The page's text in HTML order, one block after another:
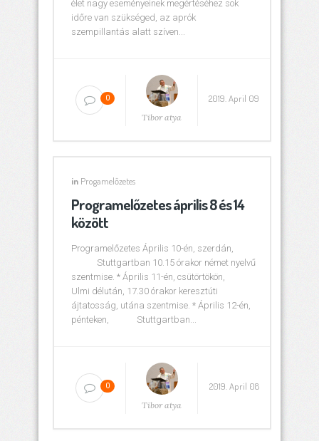
élet nagy eseményeinek megértéséhez sok
időre van szükséged, az aprók
szempillantás alatt szíven...
0
Tibor atya
2019. April 09
in Progamelőzetes
Programelőzetes április 8 és 14
között
Programelőzetes Április 10-én, szerdán,
Stuttgartban 10.15 órakor német nyelvű
szentmise. * Április 11-én, csütörtökön,
Ulmi délután, 17.30 órakor keresztúti
ájtatosság, utána szentmise. * Április 12-én,
pénteken, Stuttgartban...
0
Tibor atya
2019. April 08